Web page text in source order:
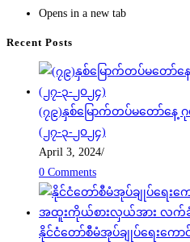
Opens in a new tab
Recent Posts
(၇၉)နှစ်မြောက်တပ်မတော်နေ့ ဂု
(၂၇-၃-၂၀၂၄)
April 3, 2024/
0 Comments
နိုင်ငံတော်စီမံအုပ်ချုပ်ရေးကေ